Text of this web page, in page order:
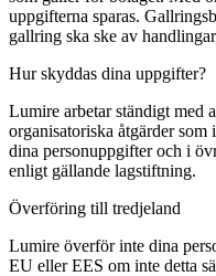
uppgifterna sparas.
gallring ska ske av
Hur skyddas dina uppgifter?
Lumire arbetar ständigt med
organisatoriska åtgärder
dina personuppgifter och i
enligt gällande lagstiftning.
Överföring till tredjeland
Lumire överför inte dina
EU eller EES om inte detta